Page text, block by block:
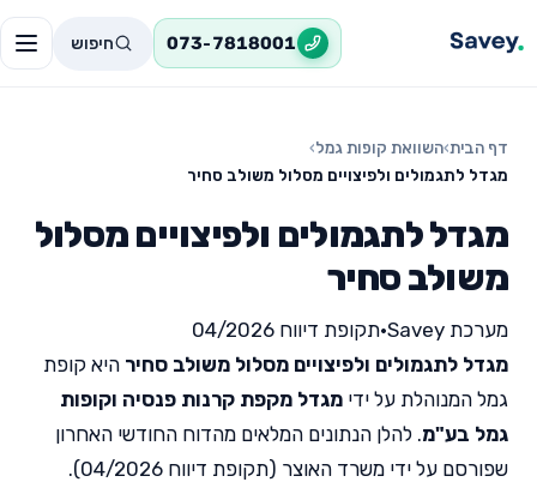
073-7818001 חיפוש
דף הבית›השוואת קופות גמל›
מגדל לתגמולים ולפיצויים מסלול משולב סחיר
מגדל לתגמולים ולפיצויים מסלול
משולב סחיר
מערכת Savey •תקופת דיווח 04/2026
מגדל לתגמולים ולפיצויים מסלול משולב סחיר היא קופת
גמל המנוהלת על ידי מגדל מקפת קרנות פנסיה וקופות
גמל בע"מ. להלן הנתונים המלאים מהדוח החודשי האחרון
שפורסם על ידי משרד האוצר (תקופת דיווח 04/2026).